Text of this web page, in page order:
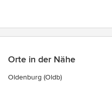
Orte in der Nähe
Oldenburg (Oldb)